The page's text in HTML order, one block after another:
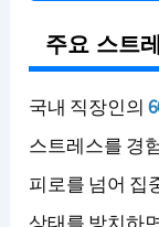
주요 스트
국내 직장인의
스트레스를 경
피로를 넘어 집